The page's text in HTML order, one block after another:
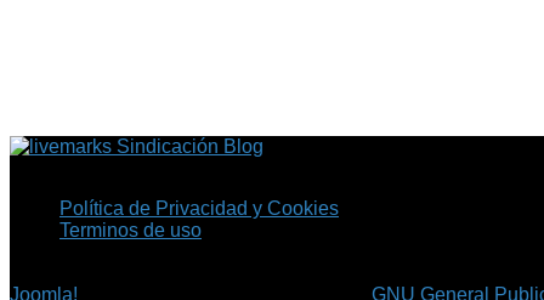
Sindicación Blog
Política de Privacidad y Cookies
Terminos de uso
Joomla!
GNU General